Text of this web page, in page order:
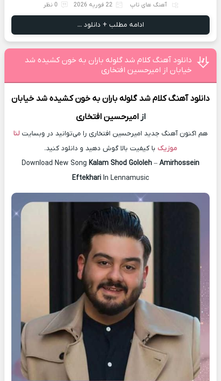
آهنگ های تاپ 22 فوریه 2026 0 نظر
ادامه مطلب + دانلود ...
دانلود آهنگ کلام شد گلوله باران به خون کشیده شد
خیابان از امیرحسین افتخاری
دانلود آهنگکلام شد گلوله باران به خون کشیده شد خیابان
ازامیرحسین افتخاری
هم اکنون آهنگ جدید امیرحسین افتخاری را می‌توانید در وبسایت لنا
موزیک با کیفیت بالا گوش دهید و دانلود کنید.
Download New Song Kalam Shod Gololeh – Amirhossein
Eftekhari In Lennamusic